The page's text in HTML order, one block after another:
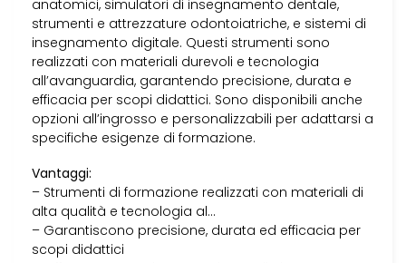
anatomici, simulatori di insegnamento dentale,
strumenti e attrezzature odontoiatriche, e sistemi di
insegnamento digitale. Questi strumenti sono
realizzati con materiali durevoli e tecnologia
all’avanguardia, garantendo precisione, durata e
efficacia per scopi didattici. Sono disponibili anche
opzioni all’ingrosso e personalizzabili per adattarsi a
specifiche esigenze di formazione.
Vantaggi:
– Strumenti di formazione realizzati con materiali di
alta qualità e tecnologia al…
– Garantiscono precisione, durata ed efficacia per
scopi didattici